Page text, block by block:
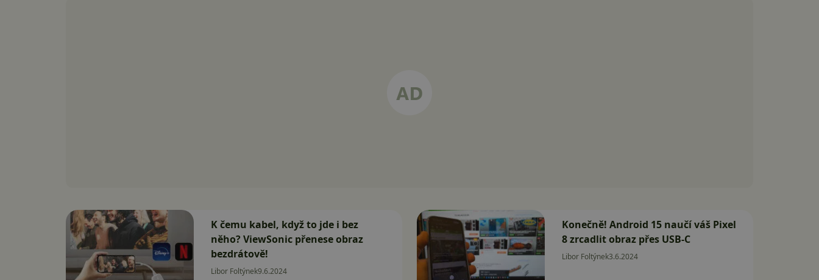
K čemu kabel, když to jde i bez
něho? ViewSonic přenese obraz
bezdrátově!
Libor Foltýnek9.6.2024
Konečně! Android 15 naučí váš Pixel
8 zrcadlit obraz přes USB-C
Libor Foltýnek3.6.2024